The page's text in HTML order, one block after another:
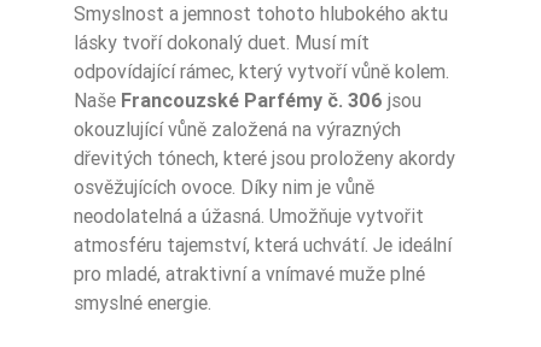
Smyslnost a jemnost tohoto hlubokého aktu
lásky tvoří dokonalý duet. Musí mít
odpovídající rámec, který vytvoří vůně kolem.
Naše Francouzské Parfémy č. 306 jsou
okouzlující vůně založená na výrazných
dřevitých tónech, které jsou proloženy akordy
osvěžujících ovoce. Díky nim je vůně
neodolatelná a úžasná. Umožňuje vytvořit
atmosféru tajemství, která uchvátí. Je ideální
pro mladé, atraktivní a vnímavé muže plné
smyslné energie.
Typ Zapachu Drzewne
Typ Zapachu Świeże
Nuty Głowy ananas
Nuty Głowy bazylia
Nuty Głowy mandarynka
Nuty Głowy